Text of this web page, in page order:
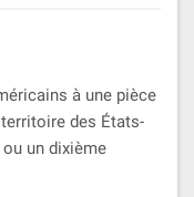
à une pièce
des États-
un dixième